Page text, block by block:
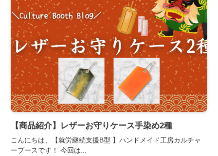
【商品紹介】レザーお守りケース手染め2種
こんにちは、【就労継続支援B型 】ハンドメイド工房カルチャ
ーブースです！ 今回は...